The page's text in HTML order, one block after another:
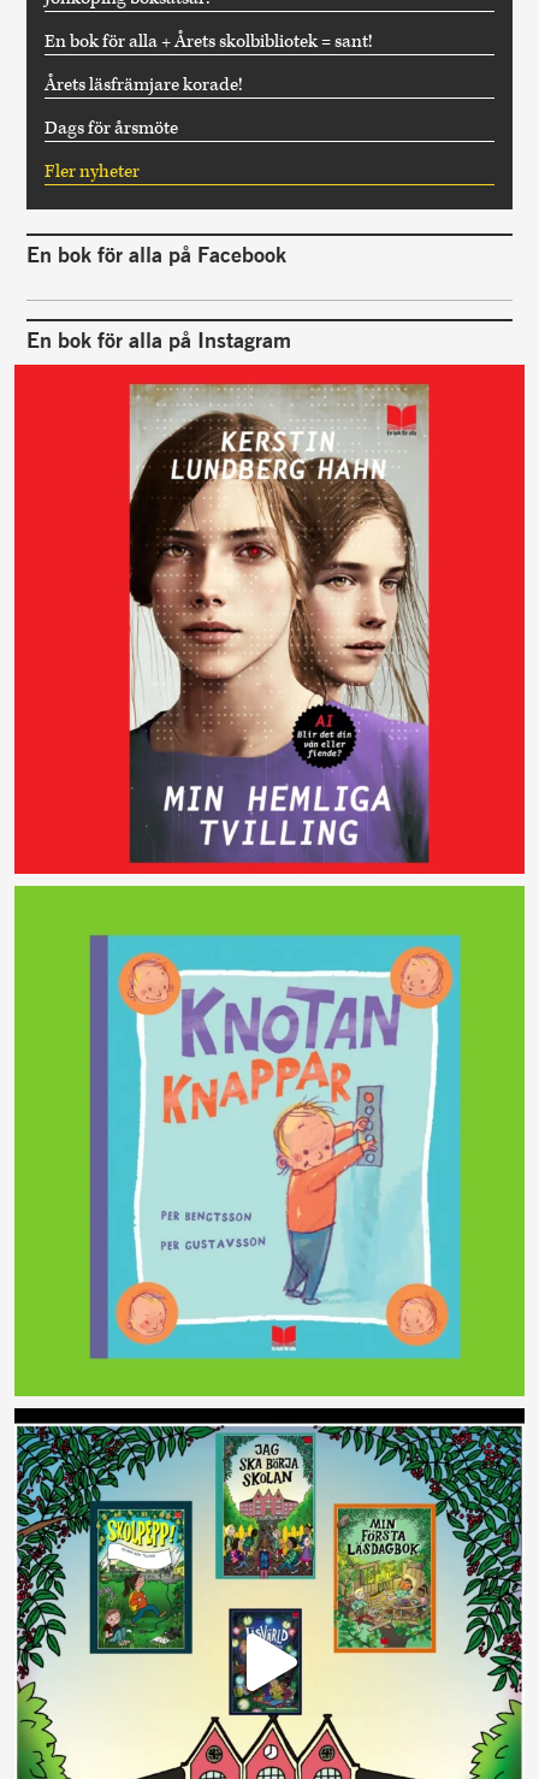
En bok för alla + Årets skolbibliotek = sant!
Årets läsfrämjare korade!
Dags för årsmöte
Fler nyheter
En bok för alla på Facebook
En bok för alla på Instagram